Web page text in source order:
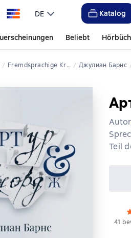
DE Katalog
Beliebt
Fremdsprachige Kriminalliteratur Джулиан Барнс
Autor
Teil
41